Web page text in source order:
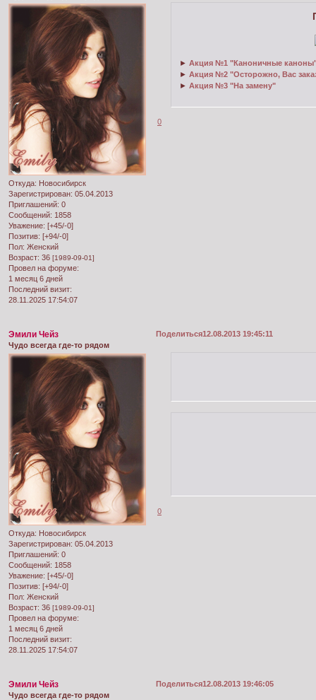
Откуда: Новосибирск
Зарегистрирован: 05.04.2013
Приглашений: 0
Сообщений: 1858
Уважение: [+45/-0]
Позитив: [+94/-0]
Пол: Женский
Возраст: 36 [1989-09-01]
Провел на форуме:
1 месяц 6 дней
Последний визит:
28.11.2025 17:54:07
► Акция №1 "Каноничные
► Акция №2 "Осторожно, Вас
► Акция №3 "На замену"
0
Поделиться12.08.2013 19:45:11
Эмили Чейз
Чудо всегда где-то рядом
Откуда: Новосибирск
Зарегистрирован: 05.04.2013
Приглашений: 0
Сообщений: 1858
Уважение: [+45/-0]
Позитив: [+94/-0]
Пол: Женский
Возраст: 36 [1989-09-01]
Провел на форуме:
1 месяц 6 дней
Последний визит:
28.11.2025 17:54:07
0
Поделиться12.08.2013 19:46:05
Эмили Чейз
Чудо всегда где-то рядом